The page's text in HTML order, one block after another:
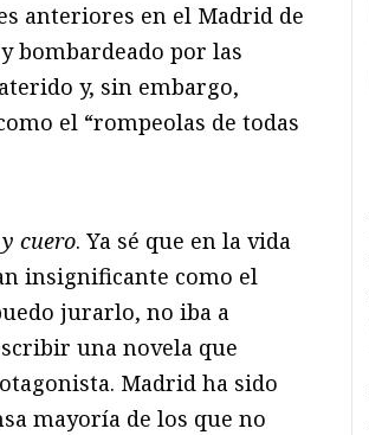
anteriores en el Madrid de
bombardeado por las
y, sin embargo,
el “rompeolas de todas
cuero. Ya sé que en la vida
insignificante como el
jurarlo, no iba a
una novela que
Madrid ha sido
mayoría de los que no